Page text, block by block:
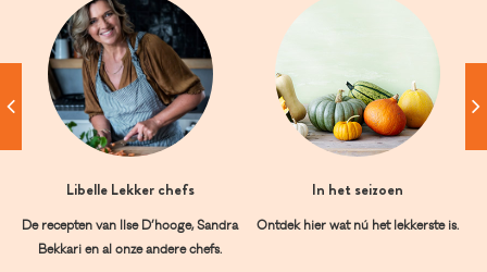
Libelle Lekker chefs
De recepten van Ilse D’hooge, Sandra
Bekkari en al onze andere chefs.
In het seizoen
Ontdek hier wat nú het lekkerste is.